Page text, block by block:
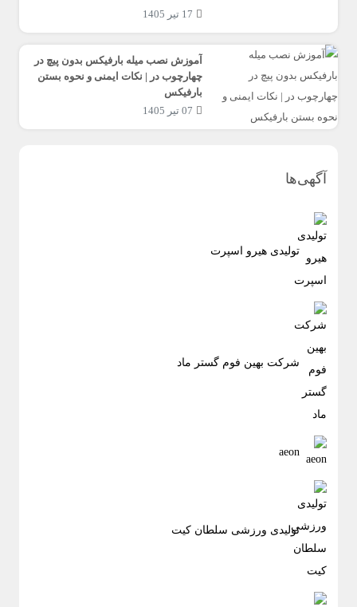
17 تیر 1405
آموزش نصب میله بارفیکس بدون پیچ در
چهارچوب در | نکات ایمنی و نحوه بستن
بارفیکس
07 تیر 1405
آگهی‌ها
تولیدی هیرو اسپرت
شرکت بهین فوم گستر ماد
تولیدی ورزشی سلطان کیت